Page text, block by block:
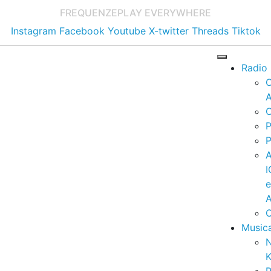
FREQUENZEPLAY EVERYWHERE
Instagram Facebook Youtube X-twitter Threads Tiktok
Radio
e